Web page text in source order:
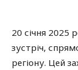
20 січня 2025
зустріч,
регіону. Цей